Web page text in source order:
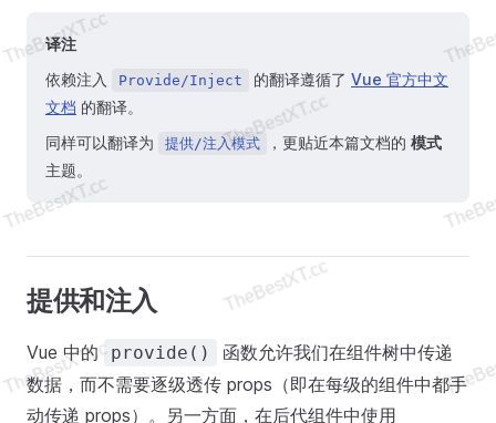
译注
依赖注入
Provide/Inject 的翻译遵循了 Vue 官方中文
文档 的翻译。
同样可以翻译为
提供/注入模式 ，更贴近本篇文档的 模式
主题。
提供和注入
Vue 中的 provide()
函数允许我们在组件树中传递
数据，而不需要逐级透传 props（即在每级的组件中都手
动传递 props）。另一方面，在后代组件中使用